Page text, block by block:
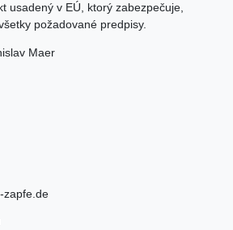
usadený v EÚ, ktorý zabezpečuje,
požadované predpisy.
Maer
zapfe.de